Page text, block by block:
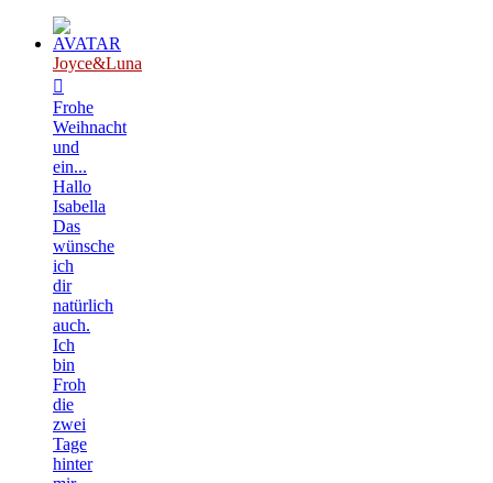
Joyce&Luna
Frohe
Weihnacht
und
ein...
Hallo
Isabella
Das
wünsche
ich
dir
natürlich
auch.
Ich
bin
Froh
die
zwei
Tage
hinter